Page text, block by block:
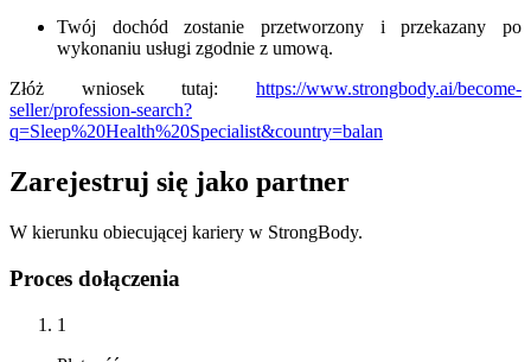
Twój dochód zostanie przetworzony i przekazany po
wykonaniu usługi zgodnie z umową.
Złóż wniosek tutaj: https://www.strongbody.ai/become-
seller/profession-search?
q=Sleep%20Health%20Specialist&country=balan
Zarejestruj się jako partner
W kierunku obiecującej kariery w StrongBody.
Proces dołączenia
1